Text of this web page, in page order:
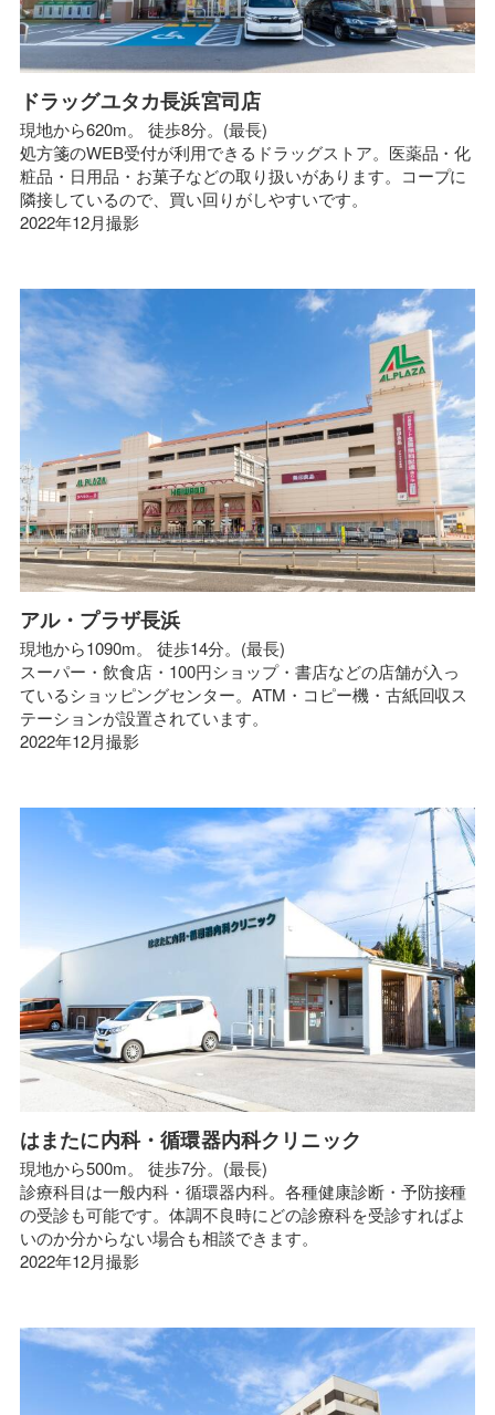
ドラッグユタカ長浜宮司店
現地から620m。 徒歩8分。(最長)
処方箋のWEB受付が利用できるドラッグストア。医薬品・化
粧品・日用品・お菓子などの取り扱いがあります。コープに
隣接しているので、買い回りがしやすいです。
2022年12月撮影
アル・プラザ長浜
現地から1090m。 徒歩14分。(最長)
スーパー・飲食店・100円ショップ・書店などの店舗が入っ
ているショッピングセンター。ATM・コピー機・古紙回収ス
テーションが設置されています。
2022年12月撮影
はまたに内科・循環器内科クリニック
現地から500m。 徒歩7分。(最長)
診療科目は一般内科・循環器内科。各種健康診断・予防接種
の受診も可能です。体調不良時にどの診療科を受診すればよ
いのか分からない場合も相談できます。
2022年12月撮影